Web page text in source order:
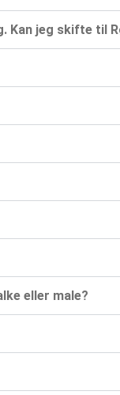
Kan jeg skifte til
eller male?